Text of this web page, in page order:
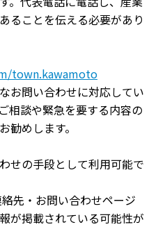
ることを伝える必要があり
town.kawamoto
お問い合わせに対応してい
相談や緊急を要する内容の
勧めします。
せの手段として利用可能で
先・お問い合わせページ
が掲載されている可能性が